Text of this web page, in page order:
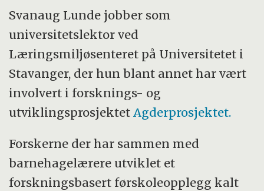
Svanaug Lunde jobber som
universitetslektor ved
Læringsmiljøsenteret på Universitetet i
Stavanger, der hun blant annet har vært
involvert i forsknings- og
utviklingsprosjektetAgderprosjektet.
Forskerne der har sammen med
barnehagelærere utviklet et
forskningsbasert førskoleopplegg kalt